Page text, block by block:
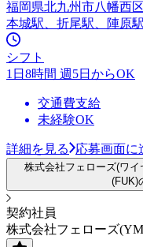
福岡県北九州市八幡西
本城駅、折尾駅、陣原駅
シフト
1日8時間 週5日からOK
交通費支給
未経験OK
詳細を見る 応募画面に
株式会社フェローズ(ワ
(FUK)
契約社員
株式会社フェローズ